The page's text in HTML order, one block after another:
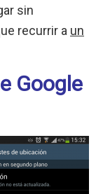
sin
recurrir a un
Google